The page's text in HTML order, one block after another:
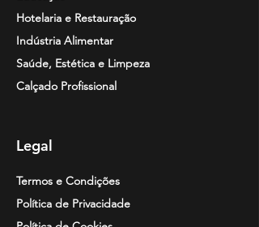
Hotelaria e Restauração
Indústria Alimentar
Saúde, Estética e Limpeza
Calçado Profissional
Legal
Termos e Condições
Política de Privacidade